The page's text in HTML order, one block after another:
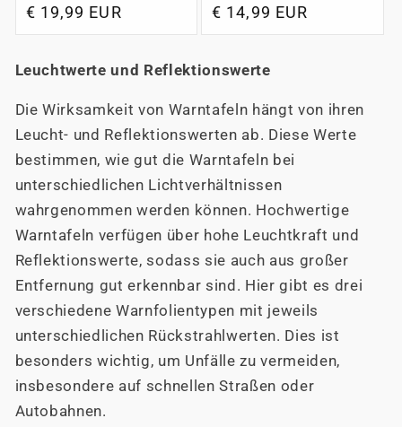
Normaler
Preis
€ 19,99 EUR
Normaler
Preis
€ 14,99 EUR
Leuchtwerte und Reflektionswerte
Die Wirksamkeit von Warntafeln hängt von ihren
Leucht- und Reflektionswerten ab. Diese Werte
bestimmen, wie gut die Warntafeln bei
unterschiedlichen Lichtverhältnissen
wahrgenommen werden können. Hochwertige
Warntafeln verfügen über hohe Leuchtkraft und
Reflektionswerte, sodass sie auch aus großer
Entfernung gut erkennbar sind. Hier gibt es drei
verschiedene Warnfolientypen mit jeweils
unterschiedlichen Rückstrahlwerten. Dies ist
besonders wichtig, um Unfälle zu vermeiden,
insbesondere auf schnellen Straßen oder
Autobahnen.